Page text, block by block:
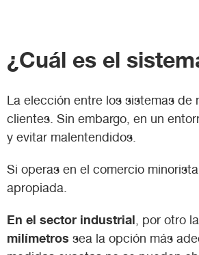
¿Cuál es el
La elección entre los sistemas
clientes. Sin embargo, en un
y evitar malentendidos.
Si operas en el comercio
apropiada.
En el sector industrial, por otro
milímetros sea la opción más